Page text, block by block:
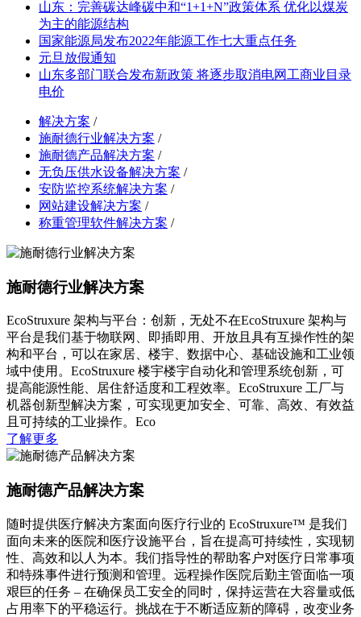
山东：完善碳达峰碳中和“1+1+N”政策体系 优化以煤炭
为主的能源结构
国家能源局发布2022年能源工作七大重点任务
元旦放假通知
山东多部门联合发布新政策 将逐步取消电网工商业目录
电价
解决方案 /
施耐德行业解决方案 /
施耐德产品解决方案 /
无负压供水设备解决方案 /
安防监控系统解决方案 /
网站建设解决方案 /
称重管理软件解决方案 /
施耐德行业解决方案
EcoStruxure 架构与平台：创新，无处不在EcoStruxure 架构与
平台是我们基于物联网、即插即用、开放且具有互操作性的架
构和平台，可以在家居、楼宇、数据中心、基础设施和工业领
域中使用。EcoStruxure 楼宇楼宇自动化和管理系统创新，可
提高能源性能、居住舒适度和工程效率。EcoStruxure 工厂与
机器创新型解决方案，可实现更加安全、可靠、高效、有效益
且可持续的工业操作。Eco
了解更多
施耐德产品解决方案
随时提供医疗解决方案面向医疗行业的 EcoStruxure™ 是我们
面向未来的医院和医疗设施平台，旨在提高可持续性，实现韧
性、高效和以人为本。我们指导性的帮助客户对医疗日常事项
和特殊事件进行预测和管理。远程操作医院后勤主管面临一项
艰巨的任务 – 在确保员工安全的同时，保持运营在大容量或低
占用率下的平稳运行。挑战在于不断适应新的障碍，改变业务